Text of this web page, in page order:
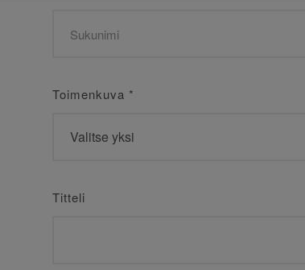
Toimenkuva *
Titteli